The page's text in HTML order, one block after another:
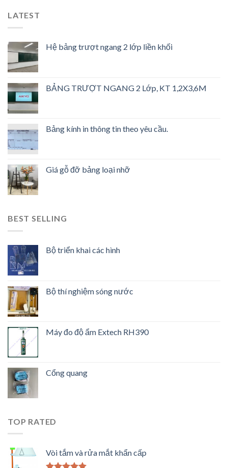
LATEST
Hệ bảng trượt ngang 2 lớp liền khối
BẢNG TRƯỢT NGANG 2 Lớp, KT 1,2X3,6M
Bảng kính in thông tin theo yêu cầu.
Giá gỗ đỡ bảng loại nhỡ
BEST SELLING
Bộ triển khai các hình
Bộ thí nghiệm sóng nước
Máy đo độ ẩm Extech RH390
Cổng quang
TOP RATED
Vòi tắm và rửa mắt khẩn cấp